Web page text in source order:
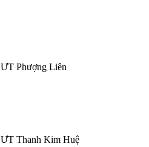
Phượng Liên
Thanh Kim Huệ